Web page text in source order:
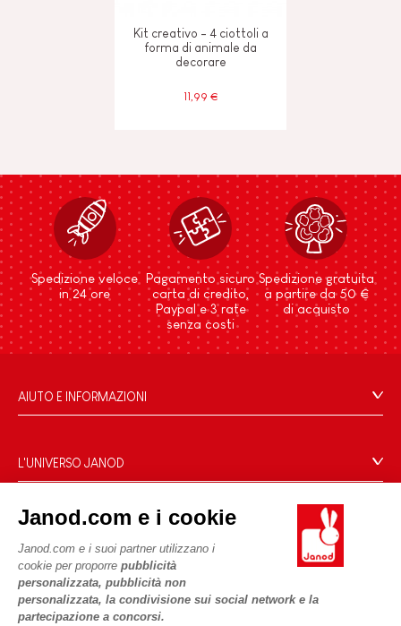
Janod.com e i cookie
Janod.com e i suoi partner utilizzano i
cookie per proporre pubblicità
personalizzata, pubblicità non
personalizzata, la condivisione sui social network e la
partecipazione a concorsi.
Kit creativo - 4 ciottoli a
forma di animale da
decorare
11,99 €
Spedizione veloce
in 24 ore
Pagamento sicuro
carta di credito,
Paypal e 3 rate
senza costi
Spedizione gratuita
a partire da 50 €
di acquisto
AIUTO E INFORMAZIONI
Domande Frequenti
Contatti
Negozi
Termini delle offerte
Dati personali
Cookies
L'UNIVERSO JANOD
Le nostre attività
Impegni di RSI
Cos'è FSC®?
I NOSTRI SERVIZI
Pagamento
Acquista ora, paga dopo
Spedizione
PROFESSIONALE